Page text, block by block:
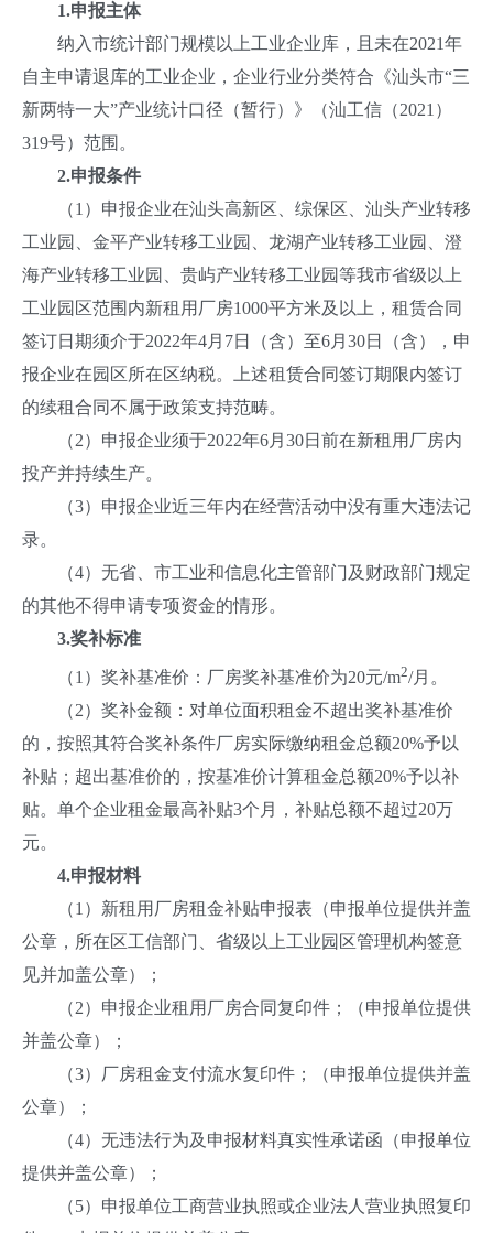
1.申报主体
纳入市统计部门规模以上工业企业库，且未在2021年
自主申请退库的工业企业，企业行业分类符合《汕头市“三
新两特一大”产业统计口径（暂行）》（汕工信（2021）
319号）范围。
2.申报条件
（1）申报企业在汕头高新区、综保区、汕头产业转移
工业园、金平产业转移工业园、龙湖产业转移工业园、澄
海产业转移工业园、贵屿产业转移工业园等我市省级以上
工业园区范围内新租用厂房1000平方米及以上，租赁合同
签订日期须介于2022年4月7日（含）至6月30日（含），申
报企业在园区所在区纳税。上述租赁合同签订期限内签订
的续租合同不属于政策支持范畴。
（2）申报企业须于2022年6月30日前在新租用厂房内
投产并持续生产。
（3）申报企业近三年内在经营活动中没有重大违法记
录。
（4）无省、市工业和信息化主管部门及财政部门规定
的其他不得申请专项资金的情形。
3.奖补标准
（1）奖补基准价：厂房奖补基准价为20元/m2/月。
（2）奖补金额：对单位面积租金不超出奖补基准价
的，按照其符合奖补条件厂房实际缴纳租金总额20%予以
补贴；超出基准价的，按基准价计算租金总额20%予以补
贴。单个企业租金最高补贴3个月，补贴总额不超过20万
元。
4.申报材料
（1）新租用厂房租金补贴申报表（申报单位提供并盖
公章，所在区工信部门、省级以上工业园区管理机构签意
见并加盖公章）；
（2）申报企业租用厂房合同复印件；（申报单位提供
并盖公章）；
（3）厂房租金支付流水复印件；（申报单位提供并盖
公章）；
（4）无违法行为及申报材料真实性承诺函（申报单位
提供并盖公章）；
（5）申报单位工商营业执照或企业法人营业执照复印